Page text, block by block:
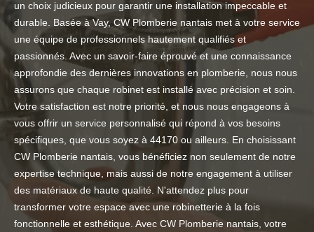
un choix judicieux pour garantir une installation impeccable et
durable. Basée à Vay, CW Plomberie nantais met à votre service
une équipe de professionnels hautement qualifiés et
passionnés. Avec un savoir-faire éprouvé et une connaissance
approfondie des dernières innovations en plomberie, nous nous
assurons que chaque robinet est installé avec précision et soin.
Votre satisfaction est notre priorité, et nous nous engageons à
vous offrir un service personnalisé qui répond à vos besoins
spécifiques, que vous soyez à 44170 ou ailleurs. En choisissant
CW Plomberie nantais, vous bénéficiez non seulement de notre
expertise technique, mais aussi de notre engagement à utiliser
des matériaux de haute qualité. N'attendez plus pour
transformer votre espace avec une robinetterie à la fois
fonctionnelle et esthétique. Avec CW Plomberie nantais, votre